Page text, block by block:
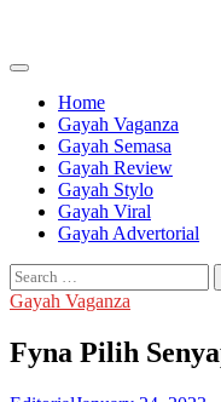
content
Home
Gayah Vaganza
Gayah Semasa
Gayah Review
Gayah Stylo
Gayah Viral
Gayah Advertorial
Search
for:
Gayah Vaganza
Fyna Pilih